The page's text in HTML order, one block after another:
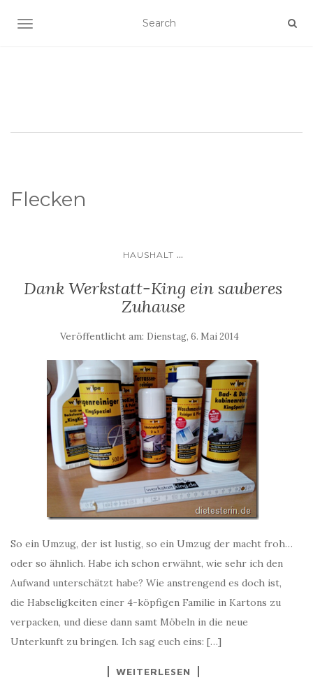
SCHALTE NAVIGATION
Flecken
HAUSHALT ...
Dank Werkstatt-King ein sauberes
Zuhause
Veröffentlicht am: Dienstag, 6. Mai 2014
So ein Umzug, der ist lustig, so ein Umzug der macht froh…
oder so ähnlich. Habe ich schon erwähnt, wie sehr ich den
Aufwand unterschätzt habe? Wie anstrengend es doch ist,
die Habseligkeiten einer 4-köpfigen Familie in Kartons zu
verpacken, und diese dann samt Möbeln in die neue
Unterkunft zu bringen. Ich sag euch eins: […]
WEITERLESEN